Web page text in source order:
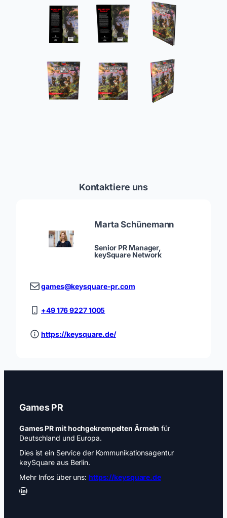
Kontaktiere uns
Marta Schünemann
Senior PR Manager,
keySquare Network
games@keysquare-pr.com
+49 176 9227 1005
https://keysquare.de/
Games PR
Games PR mit hochgekrempelten Ärmeln für
Deutschland und Europa.
Dies ist ein Service der Kommunikationsagentur
keySquare aus Berlin.
Mehr Infos über uns: https://keysquare.de
LinkedIn